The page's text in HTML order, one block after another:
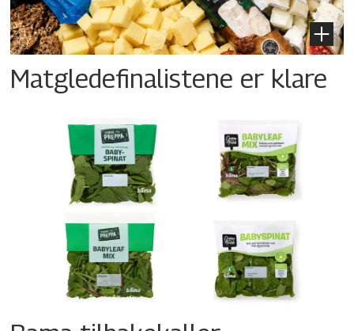
Matgledefinalistene er klare